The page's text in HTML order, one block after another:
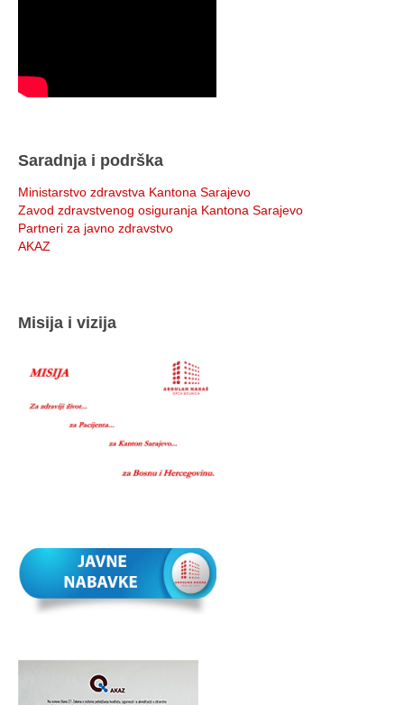
Saradnja i podrška
Ministarstvo zdravstva Kantona Sarajevo
Zavod zdravstvenog osiguranja Kantona Sarajevo
Partneri za javno zdravstvo
AKAZ
Misija i vizija